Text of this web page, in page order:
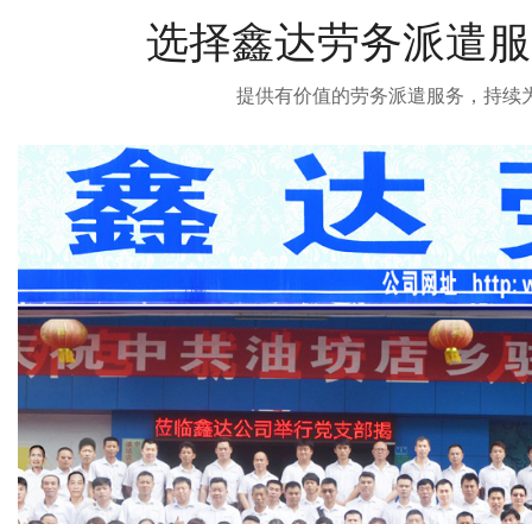
选择鑫达劳务派遣
提供有价值的劳务派遣服务，持续